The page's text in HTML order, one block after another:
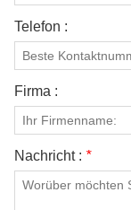
Telefon :
Firma :
Nachricht : *